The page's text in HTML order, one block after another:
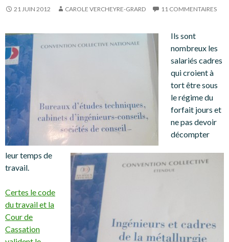
21 JUIN 2012 CAROLE VERCHEYRE-GRARD 11 COMMENTAIRES
Ils sont
nombreux les
salariés cadres
qui croient à
tort être sous
le régime du
forfait jours et
ne pas devoir
décompter
leur temps de
travail.
Certes le code
du travail et la
Cour de
Cassation